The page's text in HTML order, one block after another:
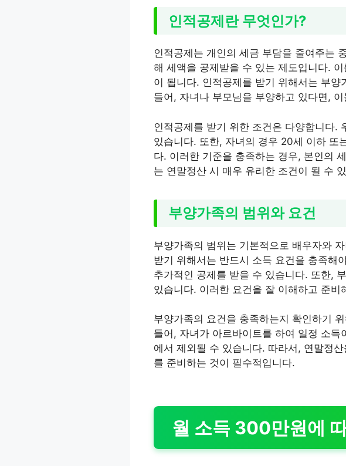
인적공제란 무엇인가?
인적공제는 개인의 세금 부담을 줄여주는
해 세액을 공제받을 수 있는 제도입니다.
이 됩니다. 인적공제를 받기 위해서는 부
들어, 자녀나 부모님을 부양하고 있다면,
인적공제를 받기 위한 조건은 다양합니다.
있습니다. 또한, 자녀의 경우 20세 이하 또
다. 이러한 기준을 충족하는 경우, 본인의
는 연말정산 시 매우 유리한 조건이 될 수
부양가족의 범위와 요건
부양가족의 범위는 기본적으로 배우자와
받기 위해서는 반드시 소득 요건을 충족해
추가적인 공제를 받을 수 있습니다. 또한,
있습니다. 이러한 요건을 잘 이해하고 준
부양가족의 요건을 충족하는지 확인하기
들어, 자녀가 아르바이트를 하여 일정 소
에서 제외될 수 있습니다. 따라서, 연말정
를 준비하는 것이 필수적입니다.
월 소득 300만원에